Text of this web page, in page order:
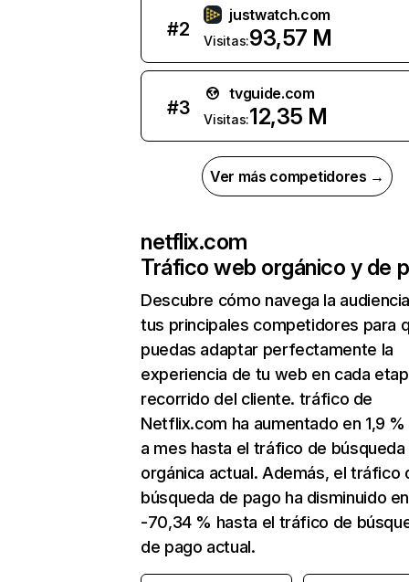
#2
justwatch.com
Visitas:93,57 M
#3
tvguide.com
Visitas:12,35 M
Ver más competidores →
netflix.com
Tráfico web orgánico y de
Descubre cómo navega la
tus principales competidores para
puedas adaptar perfectamente la
experiencia de tu web en cada
recorrido del cliente. tráfico de
Netflix.com ha aumentado en 1,9
a mes hasta el tráfico de búsqueda
orgánica actual. Además, el tráfico
búsqueda de pago ha disminuido en
-70,34 % hasta el tráfico de
de pago actual.